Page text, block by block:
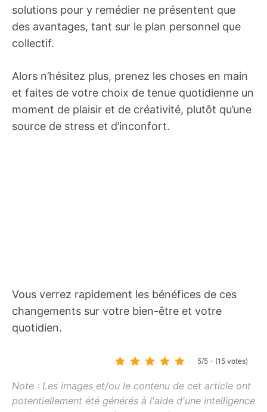
solutions pour y remédier ne présentent que
des avantages, tant sur le plan personnel que
collectif.
Alors n’hésitez plus, prenez les choses en main
et faites de votre choix de tenue quotidienne un
moment de plaisir et de créativité, plutôt qu’une
source de stress et d’inconfort.
Vous verrez rapidement les bénéfices de ces
changements sur votre bien-être et votre
quotidien.
5/5 - (15 votes)